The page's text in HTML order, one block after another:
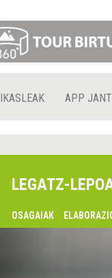
IKASLEAK APP
LEGATZ-
OSAGAIAK